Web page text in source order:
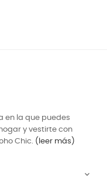
en la que puedes
y vestirte con
Chic. (leer más)
